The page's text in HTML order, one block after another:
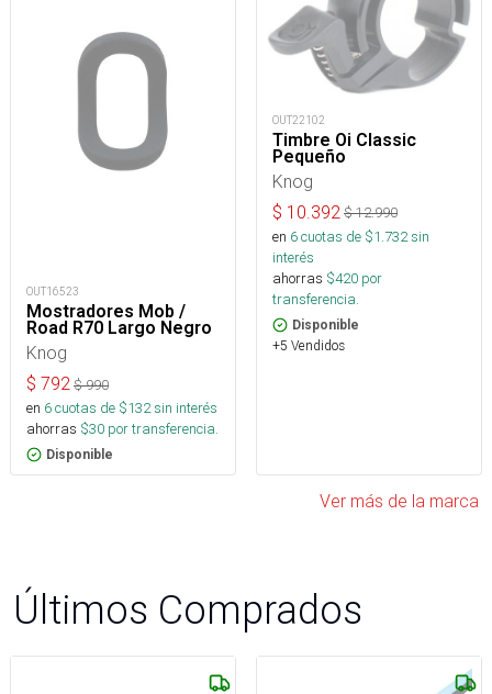
OUT16523
Mostradores Mob /
Road R70 Largo Negro
Knog
$ 792 $990
en 6cuotas de $132sin interés
ahorras $30 por transferencia.
Disponible
OUT22102
Timbre Oi Classic
Pequeño
Knog
$ 10.392 $12.990
en 6cuotas de $1.732sin
interés
ahorras $420 por
transferencia.
Disponible
+5 Vendidos
Ver más de la marca
Últimos Comprados